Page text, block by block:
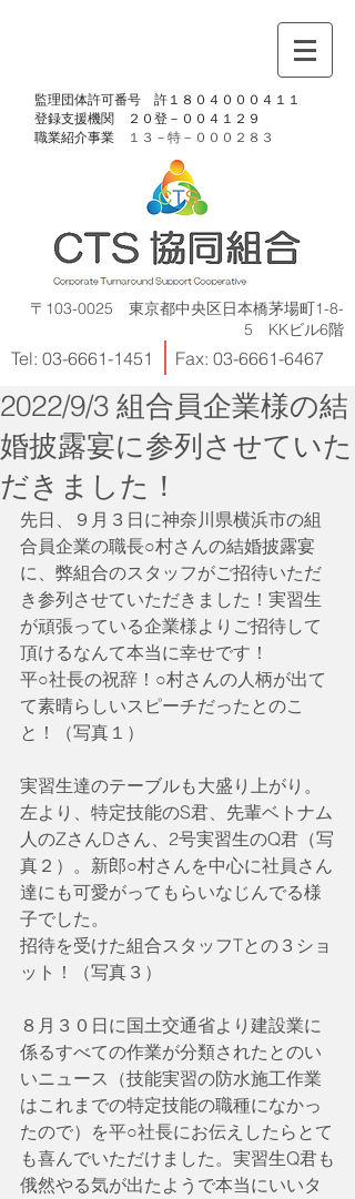
​監理団体許可番号 許１８０４０００４１１
​登録支援機関 ２０登－００４１２９
​職業紹介事業
１３－特－ ０００２８３
〒103-0025 東京都中央区日本橋茅場町1-8-
5 KKビル6階
Tel: 03-6661-1451 Fax: 03-6661-6467
2022/9/3 組合員企業様の結
婚披露宴に参列させていた
だきました！
先日、９月３日に神奈川県横浜市の組
合員企業の職長○村さんの結婚披露宴
に、弊組合のスタッフがご招待いただ
き参列させていただきました！実習生
が頑張っている企業様よりご招待して
頂けるなんて本当に幸せです！
平○社長の祝辞！○村さんの人柄が出て
て素晴らしいスピーチだったとのこ
と！（写真１）
実習生達のテーブルも大盛り上がり。
左より、特定技能のS君、先輩ベトナム
人のZさんDさん、2号実習生のQ君（写
真２）。新郎○村さんを中心に社員さん
達にも可愛がってもらいなじんでる様
子でした。
招待を受けた組合スタッフTとの３ショ
ット！（写真３）
８月３０日に国土交通省より建設業に
係るすべての作業が分類されたとのい
いニュース（技能実習の防水施工作業
はこれまでの特定技能の職種になかっ
たので）を平○社長にお伝えしたらとて
も喜んでいただけました。実習生Q君も
俄然やる気が出たようで本当にいいタ